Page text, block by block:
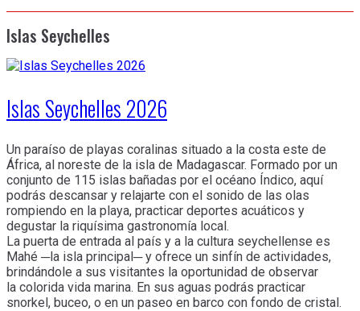
Islas Seychelles
Islas Seychelles 2026
Un paraíso de playas coralinas situado a la costa este de
África, al noreste de la isla de Madagascar. Formado por un
conjunto de 115 islas bañadas por el océano Índico, aquí
podrás descansar y relajarte con el sonido de las olas
rompiendo en la playa, practicar deportes acuáticos y
degustar la riquísima gastronomía local.
La puerta de entrada al país y a la cultura seychellense es
Mahé ─la isla principal─ y ofrece un sinfín de actividades,
brindándole a sus visitantes la oportunidad de observar
la colorida vida marina. En sus aguas podrás practicar
snorkel, buceo, o en un paseo en barco con fondo de cristal.